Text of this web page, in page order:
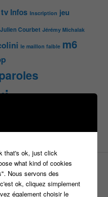
Infos Inscription jeu
Julien Courbet Jérémy Michalak
le maillon faible m6
noplp
that's ok, just click
what kind of cookies
Nous servons des
ok, cliquez simplement
également choisir le